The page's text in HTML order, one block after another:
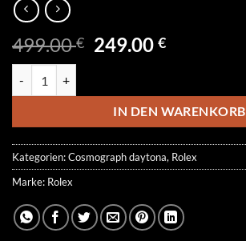
499.00€ Ursprünglicher
499.00 €
249.00€Aktueller
249.00 €.
IN DEN WARENKORB
Kategorien:Cosmograph daytona, Rolex
Marke: Rolex